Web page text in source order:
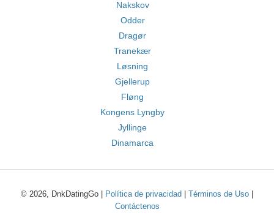
Nakskov
Odder
Dragør
Tranekær
Løsning
Gjellerup
Fløng
Kongens Lyngby
Jyllinge
Dinamarca
© 2026, DnkDatingGo | Política de privacidad Términos de Uso
Contáctenos